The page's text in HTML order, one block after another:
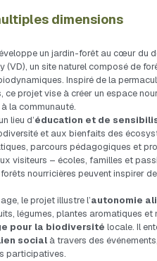
dimensions
(VD), un site naturel composé de
Inspiré de la
projet vise à créer un espace
la communauté.
lieu d’éducation et de
et aux bienfaits des
parcours pédagogiques et
visiteurs – écoles, familles et
nourricières peuvent inspirer
le projet illustre l’autonomie
légumes, plantes aromatiques et
pour la biodiversité locale. Il
social à travers des
participatives.